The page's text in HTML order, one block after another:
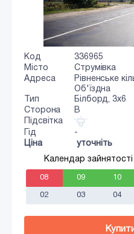
Код
336965
Місто
Струмівка
Адреса
Рівненське
Об'їздна
Тип
Білборд, 3х6
Сторона
B
Підсвітка
Гід
-
Ціна
уточніть
Календар зайнятості
08 09 10
02 03 04